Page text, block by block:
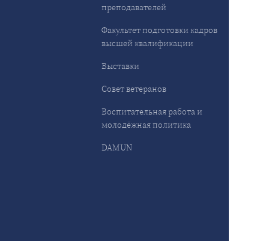
преподавателей
Факультет подготовки кадров
высшей квалификации
Выставки
Совет ветеранов
Воспитательная работа и
молодёжная политика
DAMUN